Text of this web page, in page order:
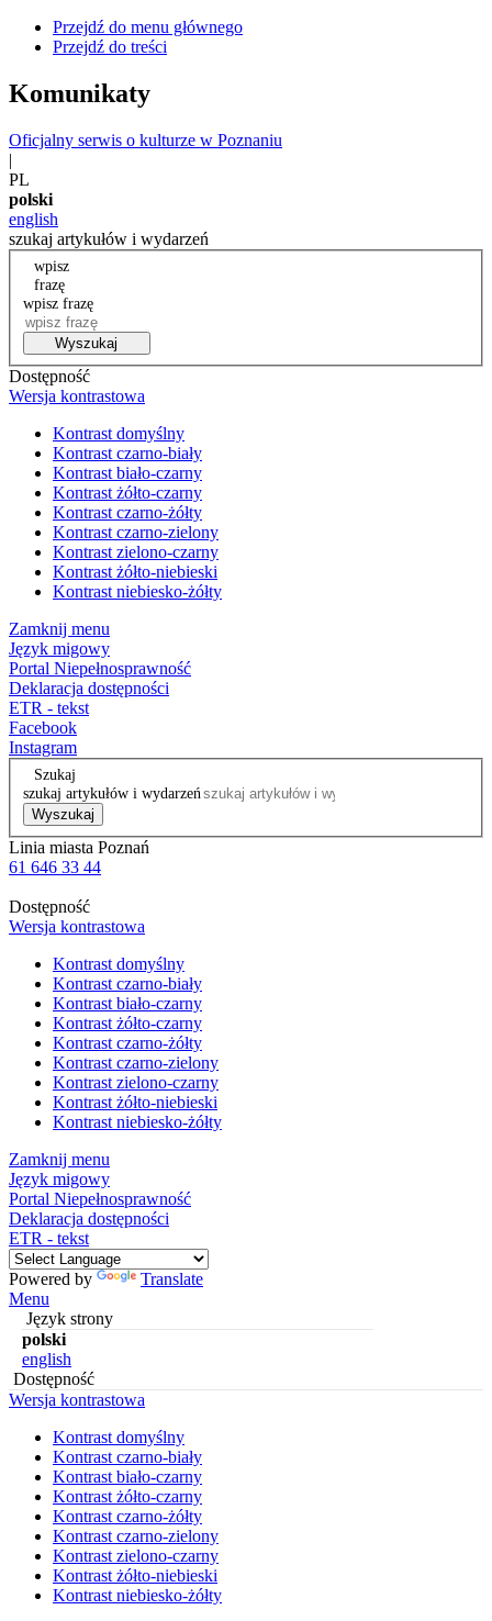
Przejdź do menu głównego
Przejdź do treści
Komunikaty
Oficjalny serwis o kulturze w Poznaniu
|
PL
polski
english
szukaj artykułów i wydarzeń
wpisz
frazę
wpisz frazę
Wyszukaj
Dostępność
Wersja kontrastowa
Kontrast domyślny
Kontrast czarno-biały
Kontrast biało-czarny
Kontrast żółto-czarny
Kontrast czarno-żółty
Kontrast czarno-zielony
Kontrast zielono-czarny
Kontrast żółto-niebieski
Kontrast niebiesko-żółty
Zamknij menu
Język migowy
Portal Niepełnosprawność
Deklaracja dostępności
ETR - tekst
Facebook
Instagram
Szukaj
szukaj artykułów i wydarzeń
Wyszukaj
Linia miasta Poznań
61 646 33 44
Dostępność
Wersja kontrastowa
Kontrast domyślny
Kontrast czarno-biały
Kontrast biało-czarny
Kontrast żółto-czarny
Kontrast czarno-żółty
Kontrast czarno-zielony
Kontrast zielono-czarny
Kontrast żółto-niebieski
Kontrast niebiesko-żółty
Zamknij menu
Język migowy
Portal Niepełnosprawność
Deklaracja dostępności
ETR - tekst
Powered by
Translate
Menu
Język strony
polski
english
Dostępność
Wersja kontrastowa
Kontrast domyślny
Kontrast czarno-biały
Kontrast biało-czarny
Kontrast żółto-czarny
Kontrast czarno-żółty
Kontrast czarno-zielony
Kontrast zielono-czarny
Kontrast żółto-niebieski
Kontrast niebiesko-żółty